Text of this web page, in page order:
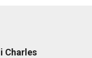
Charles